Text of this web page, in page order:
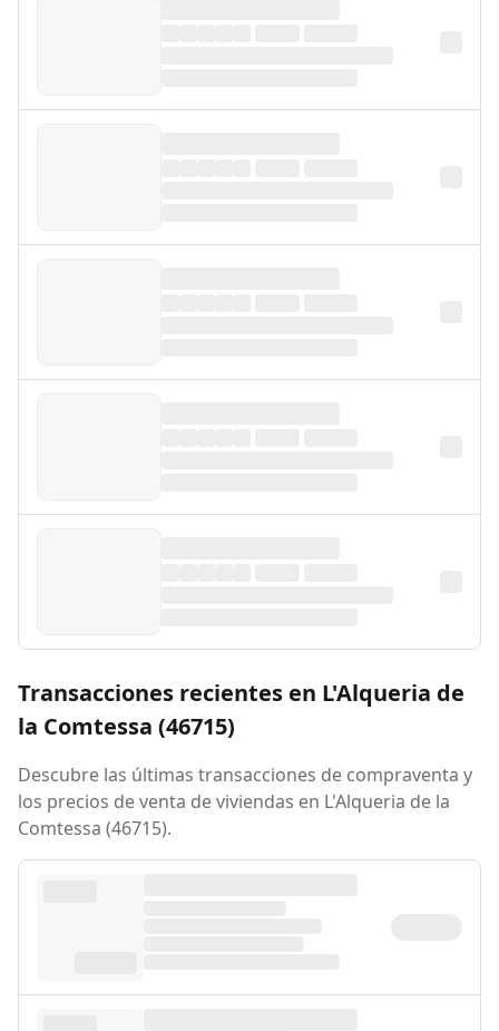
Transacciones recientes en L'Alqueria de
la Comtessa (46715)
Descubre las últimas transacciones de compraventa y
los precios de venta de viviendas en L'Alqueria de la
Comtessa (46715).